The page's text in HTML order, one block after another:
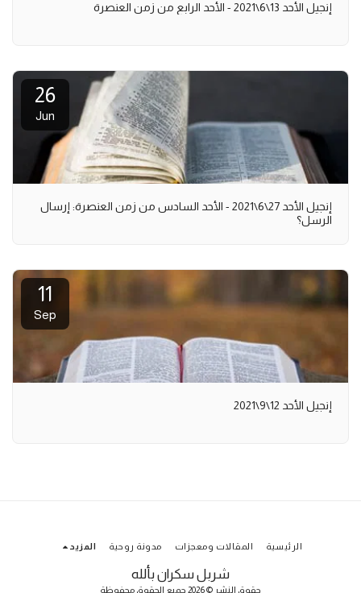
إنجيل الأحد 13\6\2021 - الأحد الرابع من زمن العنصرة
26
Jun
إنجيل الأحد 27\6\2021 - الأحد السادس من زمن العنصرة: إرسال
الرسل؟
11
Sep
إنجيل الأحد 12\9\2021
شربل سكران بألله
حقوق النشر © 2026 جميع الحقوق محفوظة
الرئيسية المقالات ومعجزات مدونة روحية المزيد